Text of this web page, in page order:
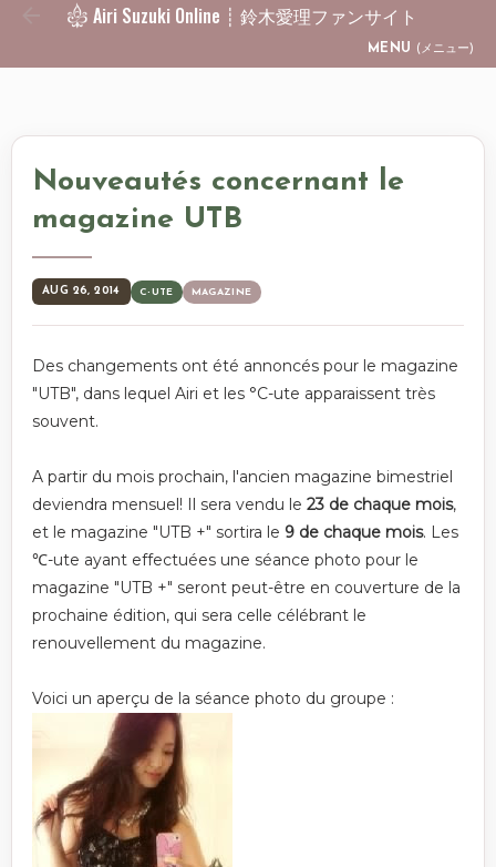
Skip to main content
Airi Suzuki Online ┊ 鈴木愛理ファンサイト
MENU (メニュー)
Nouveautés concernant le
magazine UTB
AUG 26, 2014 C-UTE MAGAZINE
Des changements ont été annoncés pour le magazine
"UTB", dans lequel Airi et les °C-ute apparaissent très
souvent.
A partir du mois prochain, l'ancien magazine bimestriel
deviendra mensuel! Il sera vendu le 23 de chaque mois,
et le magazine "UTB +" sortira le 9 de chaque mois. Les
℃-ute ayant effectuées une séance photo pour le
magazine "UTB +" seront peut-être en couverture de la
prochaine édition, qui sera celle célébrant le
renouvellement du magazine.
Voici un aperçu de la séance photo du groupe :